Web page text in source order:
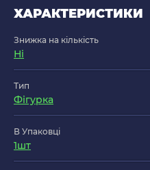
ХАРАКТЕРИСТИКИ
Знижка на кількість
Ні
Тип
Фігурка
В Упаковці
1шт